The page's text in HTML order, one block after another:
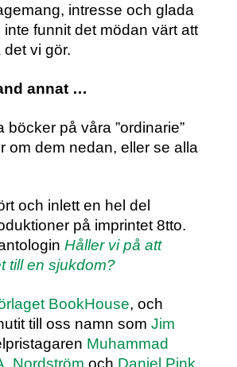
intresse och glada
inte funnit det mödan värt att
vi gör.
annat …
på våra ”ordinarie”
om dem nedan, eller se alla
och inlett en hel del
på imprintet 8tto.
Håller vi på att
till en sjukdom?
BookHouse, och
till oss namn som Jim
Muhammad
Nordström och Daniel Pink.